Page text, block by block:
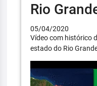
Rio
05/04/2020
Vídeo com histórico
estado do Rio